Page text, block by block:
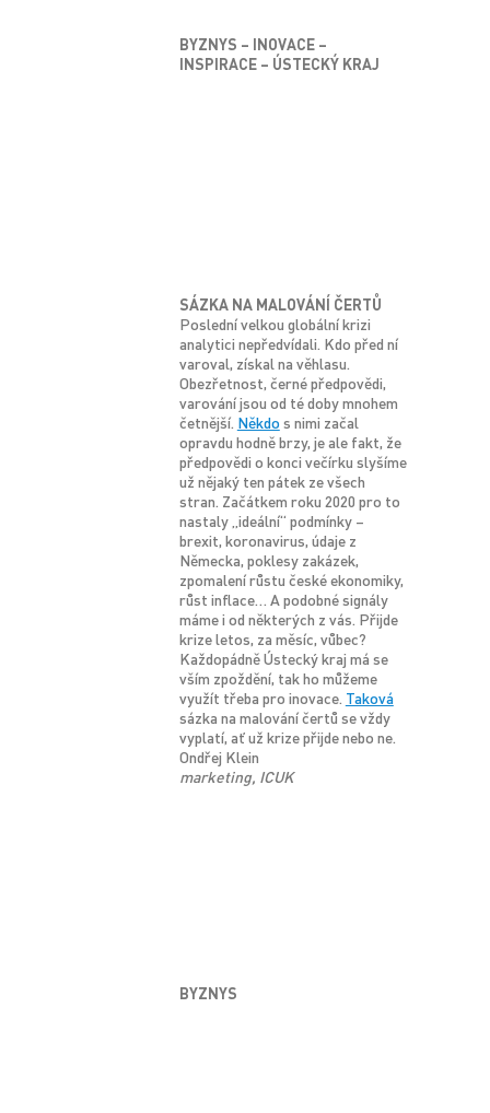
BYZNYS – INOVACE –
INSPIRACE – ÚSTECKÝ KRAJ
SÁZKA NA MALOVÁNÍ ČERTŮ
Poslední velkou globální krizi
analytici nepředvídali. Kdo před ní
varoval, získal na věhlasu.
Obezřetnost, černé předpovědi,
varování jsou od té doby mnohem
četnější. Někdo s nimi začal
opravdu hodně brzy, je ale fakt, že
předpovědi o konci večírku slyšíme
už nějaký ten pátek ze všech
stran. Začátkem roku 2020 pro to
nastaly „ideální“ podmínky –
brexit, koronavirus, údaje z
Německa, poklesy zakázek,
zpomalení růstu české ekonomiky,
růst inflace… A podobné signály
máme i od některých z vás. Přijde
krize letos, za měsíc, vůbec?
Každopádně Ústecký kraj má se
vším zpoždění, tak ho můžeme
využít třeba pro inovace. Taková
sázka na malování čertů se vždy
vyplatí, ať už krize přijde nebo ne.
Ondřej Klein
marketing, ICUK
BYZNYS